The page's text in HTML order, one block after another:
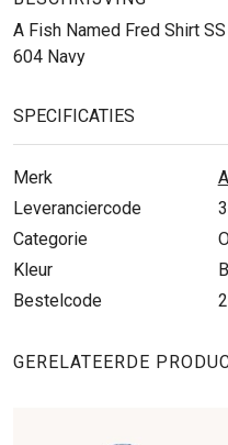
A Fish Named Fred Shirt
604 Navy
SPECIFICATIES
Merk
Leveranciercode
Categorie
Kleur
Bestelcode
GERELATEERDE